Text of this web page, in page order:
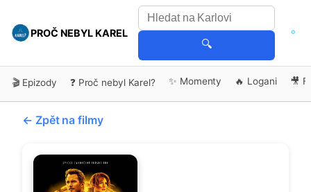
PROČ NEBYL KAREL
🔍
🎬 Epizody ❓ Proč nebyl Karel? ✨ Momenty 🔥 Logani 🎥
← Zpět na filmy